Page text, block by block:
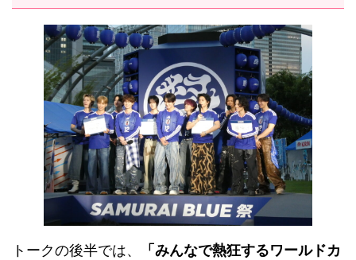
トークの後半では、
「みんなで熱狂するワールドカ